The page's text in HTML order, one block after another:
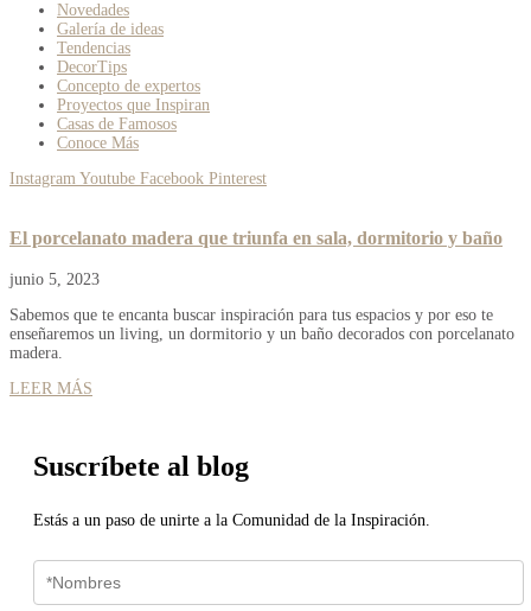
Novedades
Galería de ideas
Tendencias
DecorTips
Concepto de expertos
Proyectos que Inspiran
Casas de Famosos
Conoce Más
Instagram Youtube Facebook Pinterest
El porcelanato madera que triunfa en sala, dormitorio y baño
junio 5, 2023
Sabemos que te encanta buscar inspiración para tus espacios y por eso te
enseñaremos un living, un dormitorio y un baño decorados con porcelanato
madera.
LEER MÁS
Suscríbete al blog
Estás a un paso de unirte a la Comunidad de la Inspiración.